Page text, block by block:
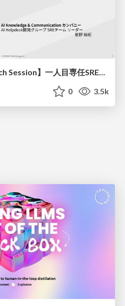
【SRE NEXT 2026 Lunch Session】一人目専任SREの立ち上げを加速する ― AIと進めたオンボーディングで2分を0.04秒にした話
0 3.5k